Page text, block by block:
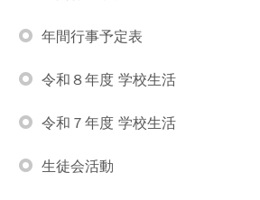
年間行事予定表
令和８年度 学校生活
令和７年度 学校生活
生徒会活動